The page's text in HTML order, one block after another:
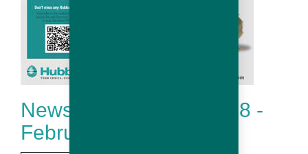
Newsletter Hubbard # 18 -
February 2019